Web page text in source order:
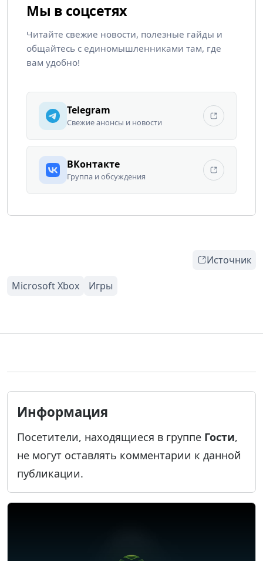
Мы в соцсетях
Читайте свежие новости, полезные гайды и
общайтесь с единомышленниками там, где
вам удобно!
Telegram
Свежие анонсы и новости
ВКонтакте
Группа и обсуждения
Источник
Информация
Посетители, находящиеся в группе Гости,
не могут оставлять комментарии к данной
публикации.